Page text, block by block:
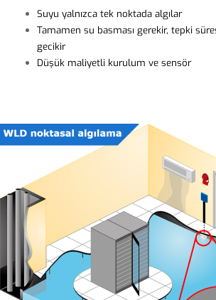
Suyu yalnızca tek noktada algılar
Tamamen su basması gerekir, tepki
gecikir
Düşük maliyetli kurulum ve sensör